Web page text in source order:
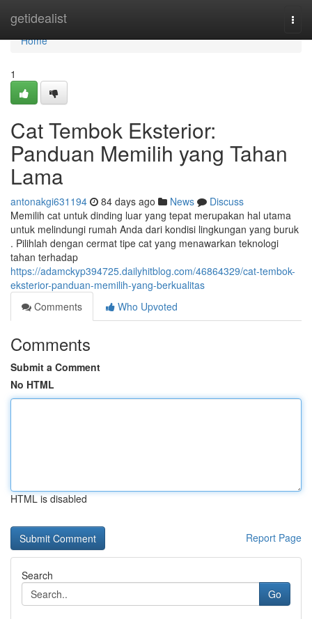
getidealist
Home
Home
1
Cat Tembok Eksterior:
Panduan Memilih yang Tahan
Lama
antonakgi631194 84 days ago News
Discuss
Memilih cat untuk dinding luar yang tepat merupakan hal utama
untuk melindungi rumah Anda dari kondisi lingkungan yang buruk
. Pilihlah dengan cermat tipe cat yang menawarkan teknologi
tahan terhadap
https://adamckyp394725.dailyhitblog.com/46864329/cat-tembok-
eksterior-panduan-memilih-yang-berkualitas
Comments
Who Upvoted
Comments
Submit a Comment
No HTML
HTML is disabled
Report Page
Search
Go